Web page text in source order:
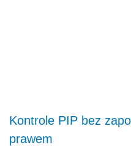
Kontrole PIP bez
prawem